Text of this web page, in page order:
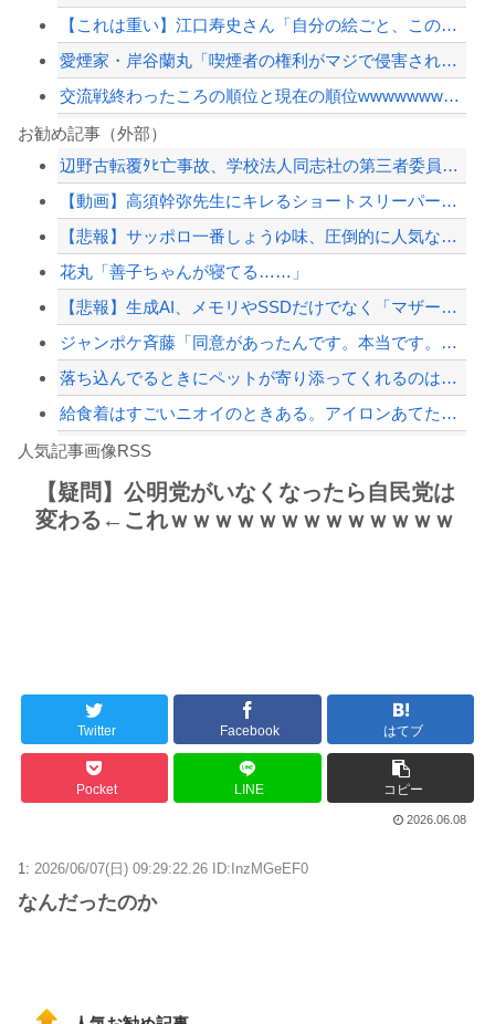
【これは重い】江口寿史さん「自分の絵ごと、このジャンルはそろそろ終わりかな」
愛煙家・岸谷蘭丸「喫煙者の権利がマジで侵害されてる」と私見 「いくら税金を我々が...
交流戦終わったころの順位と現在の順位wwwwwwwwwwwwwwwwwwww
ダイエット中のワイ、空腹で狂いそう……
「高市早苗はどんだけ自己顕示欲が強いんだ」と左派が『高木美帆氏に送られた包丁セッ...
【朗報】中居正広さん、また聖人エピソードが追加されるｗｗｗｗｗ
日本の商船が中国に臨検された場合は「台湾軍が対応」と台湾軍トップ！
【緊急速報】NYで警官が黒人男性の首を絞め、暴動第二波不可避へ
Powered by livedoor 相互RSS
お勧め記事（外部）
辺野古転覆ﾀﾋ亡事故、学校法人同志社の第三者委員会が調査報告書を公表 … 安全配...
【動画】高須幹弥先生にキレるショートスリーパー・堀大輔氏が怖いと話題にｗｗｗｗｗ...
【悲報】サッポロ一番しょうゆ味、圧倒的に人気なしｗｗｗｗｗｗｗｗｗｗ
花丸「善子ちゃんが寝てる……」
【悲報】生成AI、メモリやSSDだけでなく「マザーボード」まで値上げさせてしまい...
ジャンポケ斉藤「同意があったんです。本当です。信じて下さい」 ←何でこの主張が通...
落ち込んでるときにペットが寄り添ってくれるのは本当になぐさめようとしてるの？
給食着はすごいニオイのときある。アイロンあてたときにむせ込むほどにクッッッサ！っ...
【動画】高速道路を走行中の車からリアガラスが飛んでくる事故(ﾟoﾟ)
8/4のニュース
Powered by livedoor 相互RSS
人気記事画像RSS
【疑問】公明党がいなくなったら自民党は
変わる←これｗｗｗｗｗｗｗｗｗｗｗｗｗ
Twitter Facebook はてブ
Pocket LINE コピー
2026.06.08
1: 2026/06/07(日) 09:29:22.26 ID:InzMGeEF0
なんだったのか